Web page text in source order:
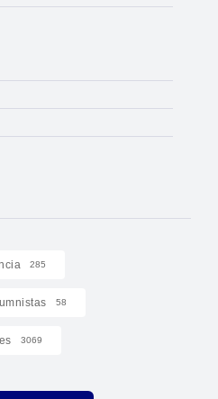
285
58
3069